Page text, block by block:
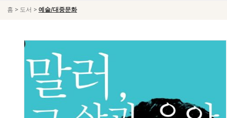
홈 > 도서 > 예술/대중문화